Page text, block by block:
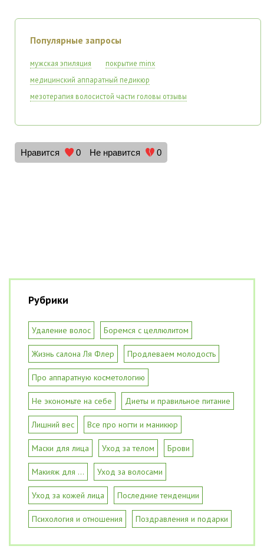
Популярные запросы
мужская эпиляция
покрытие minx
медицинский аппаратный педикюр
мезотерапия волосистой части головы отзывы
Нравится 0 Не нравится 0
Рубрики
Удаление волос Боремся с целлюлитом
Жизнь салона Ля Флер Продлеваем молодость
Про аппаратную косметологию
Не экономьте на себе Диеты и правильное питание
Лишний вес Все про ногти и маникюр
Маски для лица Уход за телом Брови
Макияж для ... Уход за волосами
Уход за кожей лица Последние тенденции
Психология и отношения Поздравления и подарки